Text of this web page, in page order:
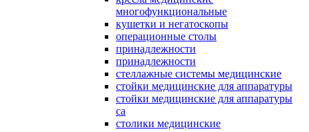
многофункциональные
кушетки и негатоскопы
операционные столы
принадлежности
принадлежности
стеллажные системы медицинские
стойки медицинские для аппаратуры
стойки медицинские для аппаратуры
са
столики медицинские